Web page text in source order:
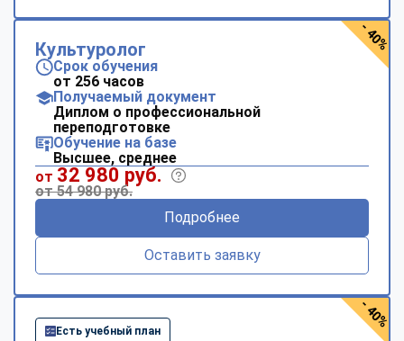
Культуролог
Срок обучения
от 256 часов
Получаемый документ
Диплом о профессиональной
переподготовке
Обучение на базе
Высшее, среднее
от 32 980 руб.
от 54 980 руб.
Подробнее
Оставить заявку
- 40%
Есть учебный план
- 40%